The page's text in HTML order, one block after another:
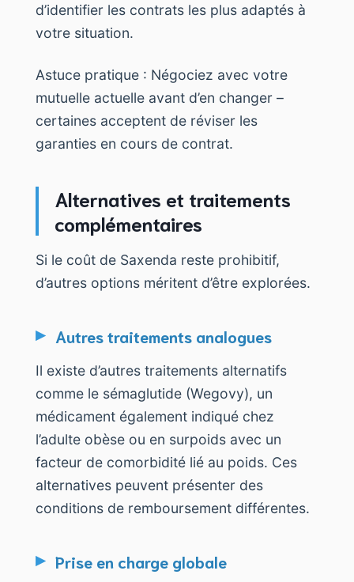
d’identifier les contrats les plus adaptés à
votre situation.
Astuce pratique : Négociez avec votre
mutuelle actuelle avant d’en changer –
certaines acceptent de réviser les
garanties en cours de contrat.
Alternatives et traitements
complémentaires
Si le coût de Saxenda reste prohibitif,
d’autres options méritent d’être explorées.
Autres traitements analogues
Il existe d’autres traitements alternatifs
comme le sémaglutide (Wegovy), un
médicament également indiqué chez
l’adulte obèse ou en surpoids avec un
facteur de comorbidité lié au poids. Ces
alternatives peuvent présenter des
conditions de remboursement différentes.
Prise en charge globale